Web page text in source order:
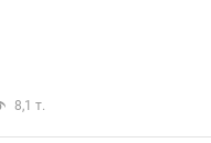
8,1 т.